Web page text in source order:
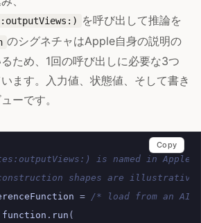
を呼び出して推論を
のシグネチャはApple自身の説明の
ため、1回の呼び出しに必要な3つ
ます。入力値、状態値、そして書き
ーです。
is named in
shapes are illustrative
=
/* load from an
function . run (
Copy